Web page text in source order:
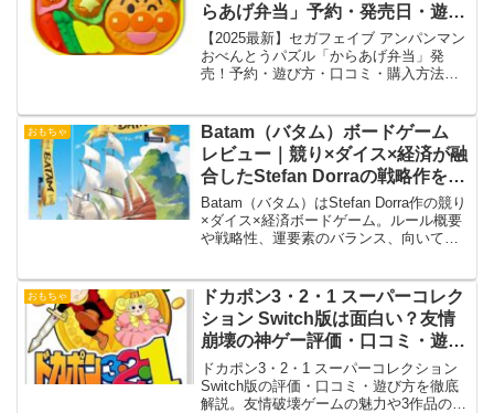
らあげ弁当」予約・発売日・遊び
方まとめ！
【2025最新】セガフェイブ アンパンマン
おべんとうパズル「からあげ弁当」発
売！予約・遊び方・口コミ・購入方法を
おもちゃ
Batam（バタム）ボードゲーム
レビュー｜競り×ダイス×経済が融
合したStefan Dorraの戦略作を徹
底解説
Batam（バタム）はStefan Dorra作の競り
×ダイス×経済ボードゲーム。ルール概要
や戦略性、運要素のバランス、向いてい
おもちゃ
ドカポン3・2・1 スーパーコレク
ション Switch版は面白い？友情
崩壊の神ゲー評価・口コミ・遊び
方まとめ
ドカポン3・2・1 スーパーコレクション
Switch版の評価・口コミ・遊び方を徹底
解説。友情破壊ゲームの魅力や3作品の違